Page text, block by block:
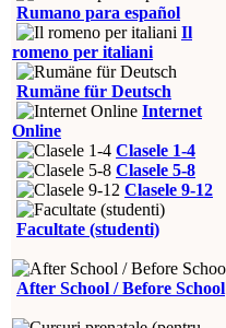
Rumano para español
Il
romeno per italiani
Rumäne für Deutsch
Internet
Online
Clasele 1-4
Clasele 5-8
Clasele 9-12
Facultate (studenti)
After School / Before School